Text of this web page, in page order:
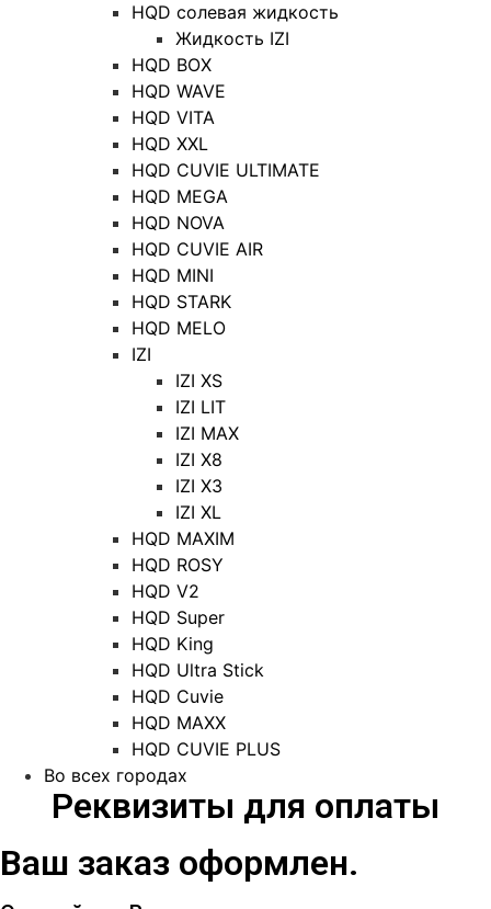
HQD солевая жидкость
Жидкость IZI
HQD BOX
HQD WAVE
HQD VITA
HQD XXL
HQD CUVIE ULTIMATE
HQD MEGA
HQD NOVA
HQD CUVIE AIR
HQD MINI
HQD STARK
HQD MELO
IZI
IZI XS
IZI LIT
IZI MAX
IZI X8
IZI X3
IZI XL
HQD MAXIM
HQD ROSY
HQD V2
HQD Super
HQD King
HQD Ultra Stick
HQD Cuvie
HQD MAXX
HQD CUVIE PLUS
Во всех городах
Реквизиты для оплаты
Ваш заказ оформлен.